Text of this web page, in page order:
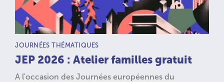
TYPE D’ACTIVITÉ :
JOURNÉES THÉMATIQUES
JEP 2026 : Atelier familles gratuit
A l'occasion des Journées européennes du